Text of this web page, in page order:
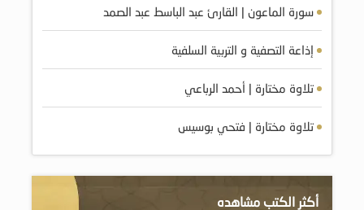
سورة الماعون | القارئ عبد الباسط عبد الصمد
إذاعة التصفية و التربية السلفية
تلاوة مختارة | أحمد الرباعي
تلاوة مختارة | فتحي بوسيس
أكثر الكتب مشاهده